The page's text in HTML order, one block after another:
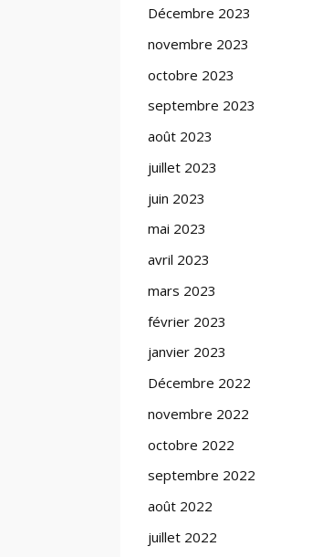
Décembre 2023
novembre 2023
octobre 2023
septembre 2023
août 2023
juillet 2023
juin 2023
mai 2023
avril 2023
mars 2023
février 2023
janvier 2023
Décembre 2022
novembre 2022
octobre 2022
septembre 2022
août 2022
juillet 2022